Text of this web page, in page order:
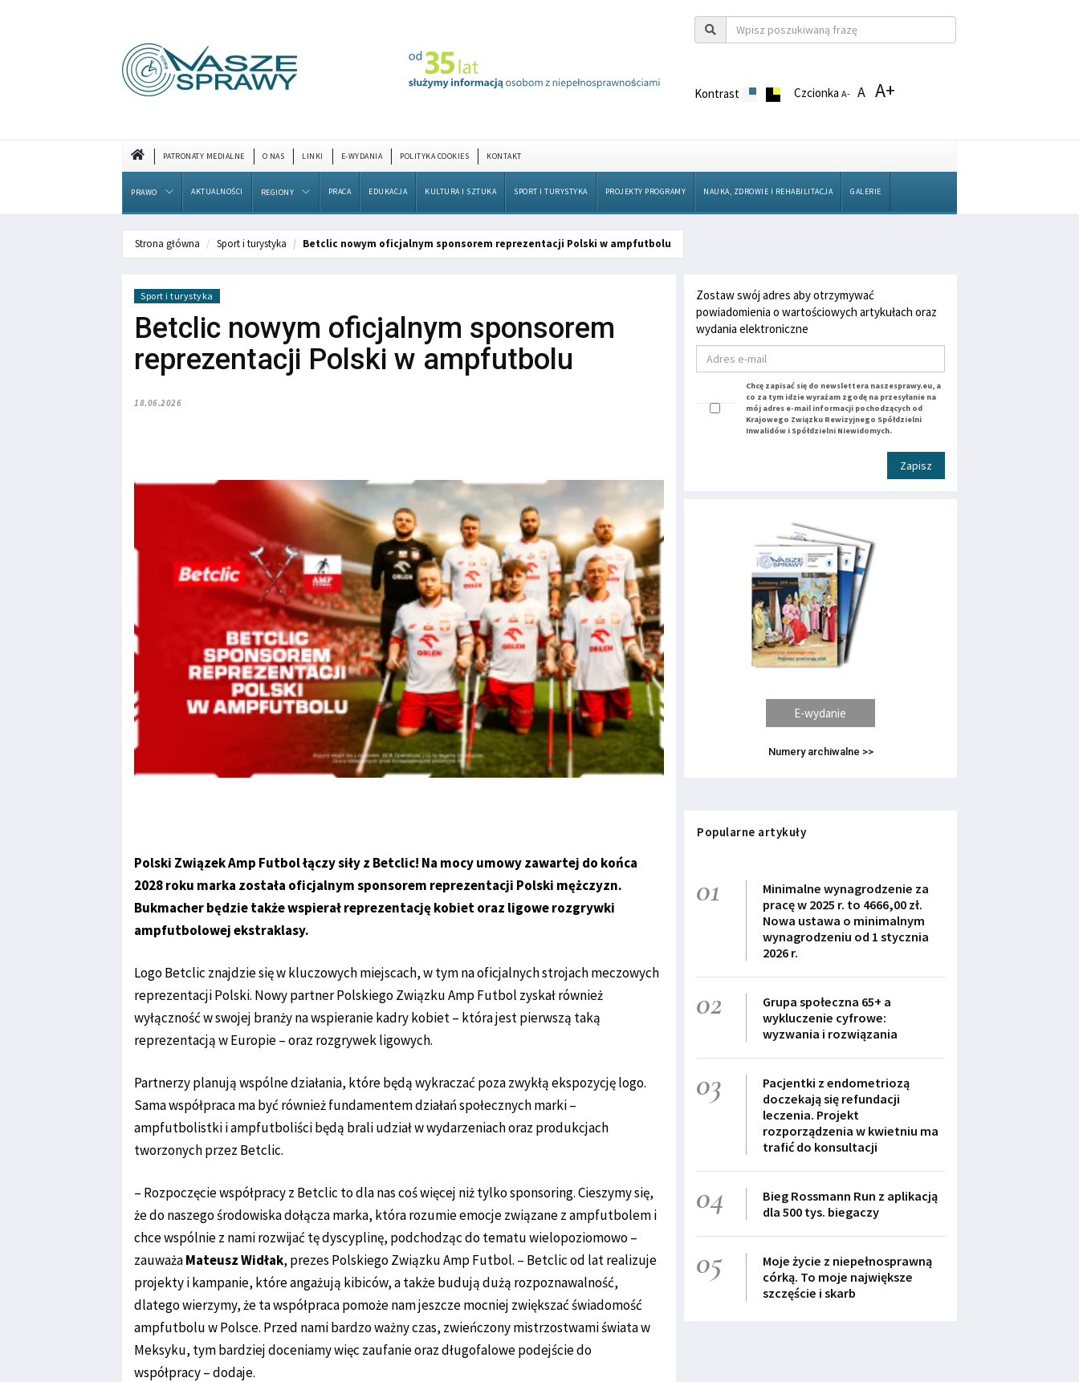
Kontrast CzcionkaA- A A+
PATRONATY MEDIALNE O NAS LINKI E-WYDANIA POLITYKA COOKIES KONTAKT
PRAWO AKTUALNOŚCI REGIONY PRACA EDUKACJA KULTURA I SZTUKA SPORT I TURYSTYKA PROJEKTY PROGRAMY NAUKA, ZDROWIE I REHABILITACJA GALERIE
Strona główna Sport i turystyka Betclic nowym oficjalnym sponsorem reprezentacji Polski w ampfutbolu
Sport i turystyka
Betclic nowym oficjalnym sponsorem
reprezentacji Polski w ampfutbolu
18.06.2026
Polski Związek Amp Futbol łączy siły z Betclic! Na mocy umowy zawartej do końca
2028 roku marka została oficjalnym sponsorem reprezentacji Polski mężczyzn.
Bukmacher będzie także wspierał reprezentację kobiet oraz ligowe rozgrywki
ampfutbolowej ekstraklasy.
Logo Betclic znajdzie się w kluczowych miejscach, w tym na oficjalnych strojach meczowych
reprezentacji Polski. Nowy partner Polskiego Związku Amp Futbol zyskał również
wyłączność w swojej branży na wspieranie kadry kobiet – która jest pierwszą taką
reprezentacją w Europie – oraz rozgrywek ligowych.
Partnerzy planują wspólne działania, które będą wykraczać poza zwykłą ekspozycję logo.
Sama współpraca ma być również fundamentem działań społecznych marki –
ampfutbolistki i ampfutboliści będą brali udział w wydarzeniach oraz produkcjach
tworzonych przez Betclic.
– Rozpoczęcie współpracy z Betclic to dla nas coś więcej niż tylko sponsoring. Cieszymy się,
że do naszego środowiska dołącza marka, która rozumie emocje związane z ampfutbolem i
chce wspólnie z nami rozwijać tę dyscyplinę, podchodząc do tematu wielopoziomowo –
zauważaMateusz Widłak, prezes Polskiego Związku Amp Futbol. – Betclic od lat realizuje
projekty i kampanie, które angażują kibiców, a także budują dużą rozpoznawalność,
dlatego wierzymy, że ta współpraca pomoże nam jeszcze mocniej zwiększać świadomość
ampfutbolu w Polsce. Przed nami bardzo ważny czas, zwieńczony mistrzostwami świata w
Meksyku, tym bardziej doceniamy więc zaufanie oraz długofalowe podejście do
współpracy – dodaje.
Zostaw swój adres aby otrzymywać
powiadomienia o wartościowych artykułach oraz
wydania elektroniczne
Chcę zapisać się do newslettera naszesprawy.eu, a
co za tym idzie wyrażam zgodę na przesyłanie na
mój adres e-mail informacji pochodzących od
Krajowego Związku Rewizyjnego Spółdzielni
Inwalidów i Spółdzielni Niewidomych.
Zapisz
E-wydanie
Numery archiwalne >>
Popularne artykuły
01
Minimalne wynagrodzenie za
pracę w 2025 r. to 4666,00 zł.
Nowa ustawa o minimalnym
wynagrodzeniu od 1 stycznia
2026 r.
02
Grupa społeczna 65+ a
wykluczenie cyfrowe:
wyzwania i rozwiązania
03
Pacjentki z endometriozą
doczekają się refundacji
leczenia. Projekt
rozporządzenia w kwietniu ma
trafić do konsultacji
04
Bieg Rossmann Run z aplikacją
dla 500 tys. biegaczy
05
Moje życie z niepełnosprawną
córką. To moje największe
szczęście i skarb